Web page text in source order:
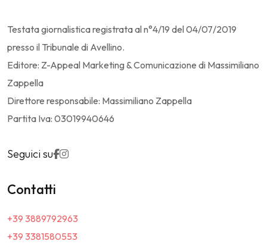
Testata giornalistica registrata al n°4/19 del 04/07/2019
presso il Tribunale di Avellino.
Editore: Z-Appeal Marketing & Comunicazione di Massimiliano
Zappella
Direttore responsabile: Massimiliano Zappella
Partita Iva: 03019940646
Seguici su
Contatti
+39 3889792963
+39 3381580553